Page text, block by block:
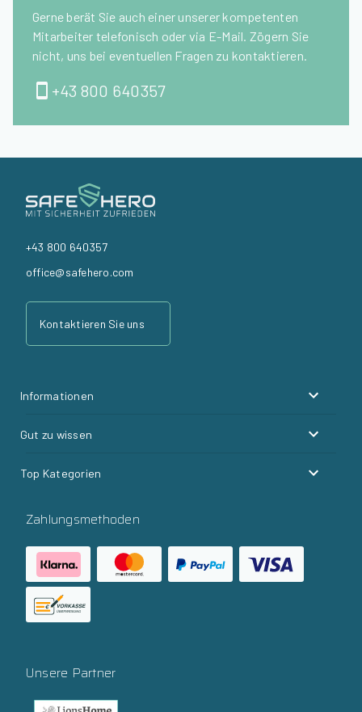
Gerne berät Sie auch einer unserer kompetenten
Mitarbeiter telefonisch oder via E-Mail. Zögern Sie
nicht, uns bei eventuellen Fragen zu kontaktieren.
+43 800 640357
+43 800 640357
office@safehero.com
Kontaktieren Sie uns
Informationen
Gut zu wissen
Top Kategorien
Zahlungsmethoden
Unsere Partner